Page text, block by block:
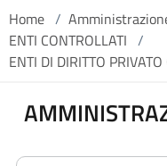
Home /
ENTI CONTROLLATI /
ENTI DI DIRITTO